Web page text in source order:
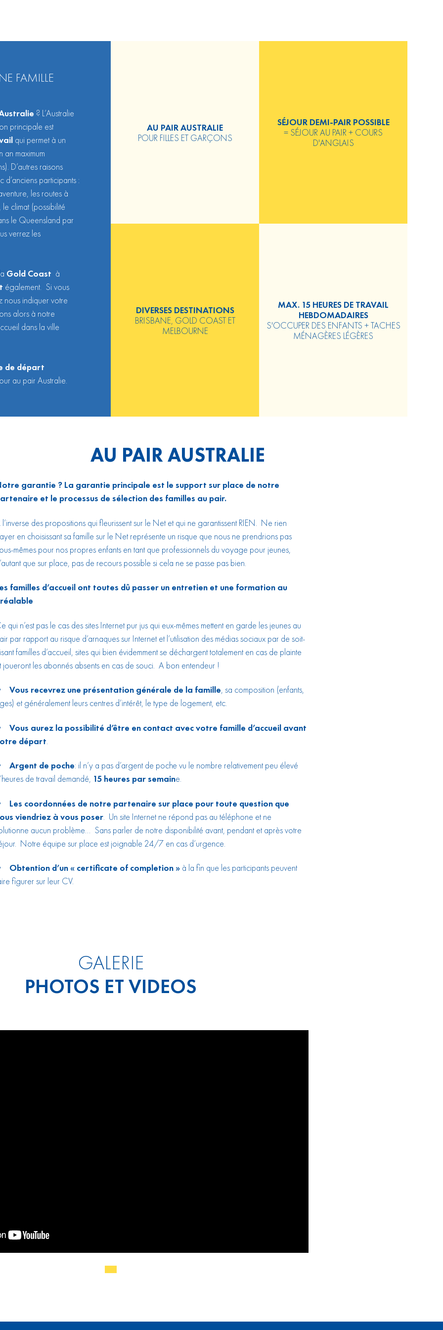
FAMILLE
? L’Australie
principale est
qui permet à un
an maximum
D’autres raisons
d’anciens participants :
les routes à
climat (possibilité
le Queensland par
verrez les
Gold Coast à
également. Si vous
nous indiquer votre
alors à notre
dans la ville
de départ
au pair Australie.
AU PAIR AUSTRALIE
POUR FILLES ET GARÇONS
SÉJOUR DEMI-PAIR POSSIBLE
= SÉJOUR AU PAIR + COURS
D'ANGLAIS
DIVERSES DESTINATIONS
BRISBANE, GOLD COAST ET
MELBOURNE
MAX. 15 HEURES DE TRAVAIL
HEBDOMADAIRES
S'OCCUPER DES ENFANTS + TACHES
MÉNAGÈRES LÉGÈRES
AU PAIR AUSTRALIE
garantie ? La garantie principale est le support sur place de notre
et le processus de sélection des familles au pair.
l’inverse des propositions qui fleurissent sur le Net et qui ne garantissent RIEN. Ne rien
en choisissant sa famille sur le Net représente un risque que nous ne prendrions pas
mêmes pour nos propres enfants en tant que professionnels du voyage pour jeunes,
que sur place, pas de recours possible si cela ne se passe pas bien.
familles d’accueil ont toutes dû passer un entretien et une formation au
qui n’est pas le cas des sites Internet pur jus qui eux-mêmes mettent en garde les jeunes au
par rapport au risque d’arnaques sur Internet et l’utilisation des médias sociaux par de soit-
familles d’accueil, sites qui bien évidemment se déchargent totalement en cas de plainte
joueront les abonnés absents en cas de souci. A bon entendeur !
Vous recevrez une présentation générale de la famille, sa composition (enfants,
et généralement leurs centres d’intérêt, le type de logement, etc.
Vous aurez la possibilité d’être en contact avec votre famille d’accueil avant
départ
Argent de poche: il n’y a pas d’argent de poche vu le nombre relativement peu élevé
de travail demandé, 15 heures par semaine.
Les coordonnées de notre partenaire sur place pour toute question que
viendriez à vous poser . Un site Internet ne répond pas au téléphone et ne
aucun problème… Sans parler de notre disponibilité avant, pendant et après votre
Notre équipe sur place est joignable 24/7 en cas d’urgence.
Obtention d’un « certificate of completion » à la fin que les participants peuvent
figurer sur leur CV.
GALERIE
PHOTOS ET VIDEOS